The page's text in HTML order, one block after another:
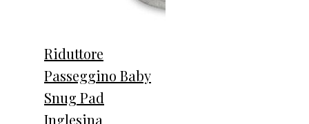
Riduttore
Passeggino Baby
Snug Pad
Inglesina